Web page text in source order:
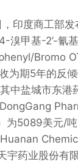
印度商工部发
溴甲基-2’-氰
Bromo
为期5年的反
中盐城市东港
为5089美元/
宇药业股份有